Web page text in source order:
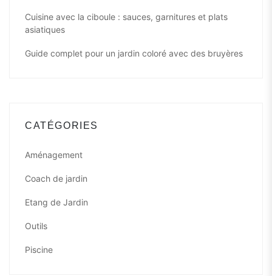
Cuisine avec la ciboule : sauces, garnitures et plats
asiatiques
Guide complet pour un jardin coloré avec des bruyères
CATÉGORIES
Aménagement
Coach de jardin
Etang de Jardin
Outils
Piscine